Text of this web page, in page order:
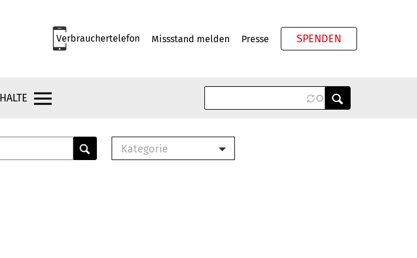
Verbrauchertelefon Missstand melden Presse SPENDEN
Kategorie